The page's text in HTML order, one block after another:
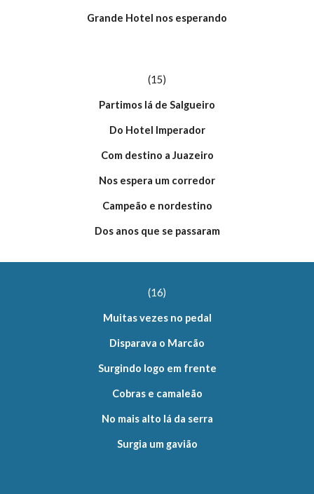
Grande Hotel nos esperando
(15)
Partimos lá de Salgueiro
Do Hotel Imperador
Com destino a Juazeiro
Nos espera um corredor
Campeão e nordestino
Dos anos que se passaram
(16)
Muitas vezes no pedal
Disparava o Marcão
Surgindo logo em frente
Cobras e camaleão
No mais alto lá da serra
Surgia um gavião